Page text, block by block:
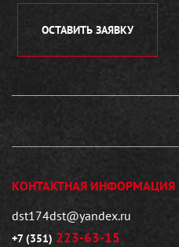
ОСТАВИТЬ ЗАЯВКУ
КОНТАКТНАЯ ИНФОРМАЦИЯ
dst174dst@yandex.ru
+7 (351) 223-63-15